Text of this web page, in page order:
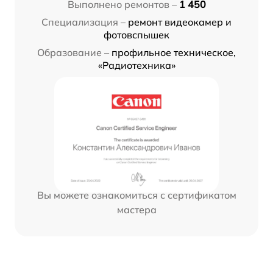
Выполнено ремонтов – 1 450
Специализация – ремонт видеокамер и
фотовспышек
Образование – профильное техническое,
«Радиотехника»
Вы можете ознакомиться с сертификатом
мастера